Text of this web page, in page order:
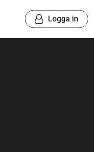
Logga in